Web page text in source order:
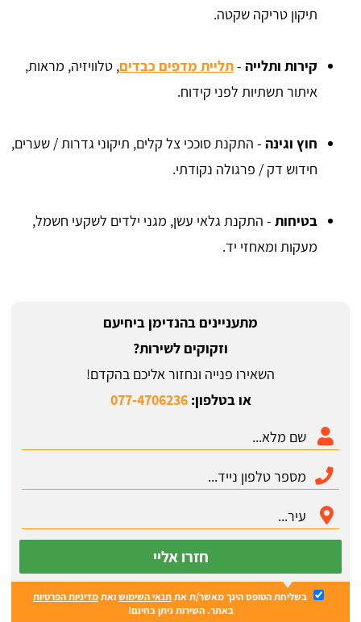
תיקון טריקה שקטה.
קירות ותלייה -תליית מדפים כבדים, טלוויזיה, מראות,
איתור תשתיות לפני קידוח.
חוץ וגינה - התקנת סוככי צל קלים, תיקוני גדרות / שערים,
חידוש דק / פרגולה נקודתי.
בטיחות - התקנת גלאי עשן, מגני ילדים לשקעי חשמל,
מעקות ומאחזי יד.
מתעניינים בהנדימן ביחיעם
וזקוקים לשירות?
השאירו פנייה ונחזור אליכם בהקדם!
או בטלפון:077-4706236
חזרו אליי
בשליחת הטופס הינך מאשר/ת אתתנאי השימושואתמדיניות הפרטיות
באתר. השירות ניתן בחינם!